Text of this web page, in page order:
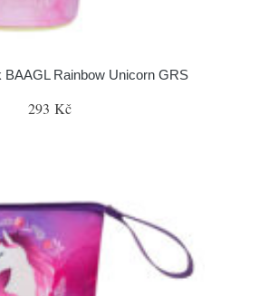
BAAGL Rainbow Unicorn GRS
293 Kč